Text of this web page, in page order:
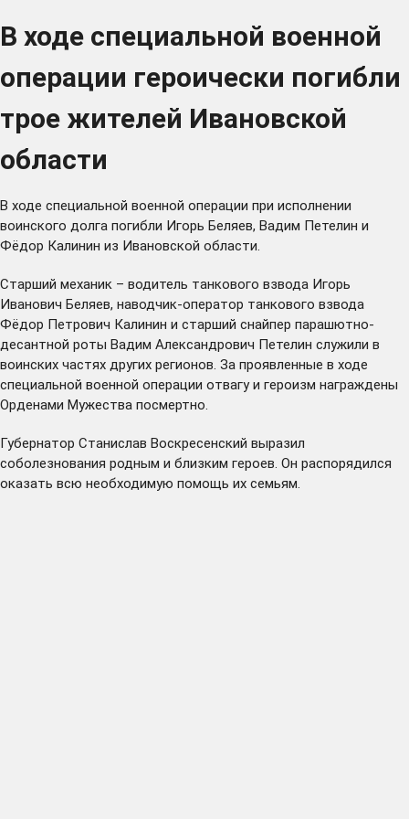
В ходе специальной военной
операции героически погибли
трое жителей Ивановской
области
В ходе специальной военной операции при исполнении
воинского долга погибли Игорь Беляев, Вадим Петелин и
Фёдор Калинин из Ивановской области.
Старший механик – водитель танкового взвода Игорь
Иванович Беляев, наводчик-оператор танкового взвода
Фёдор Петрович Калинин и старший снайпер парашютно-
десантной роты Вадим Александрович Петелин служили в
воинских частях других регионов. За проявленные в ходе
специальной военной операции отвагу и героизм награждены
Орденами Мужества посмертно.
Губернатор Станислав Воскресенский выразил
соболезнования родным и близким героев. Он распорядился
оказать всю необходимую помощь их семьям.